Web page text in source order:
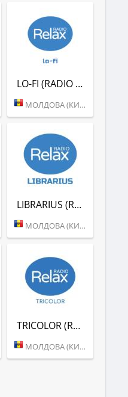
LO-FI (RADIO RELAX)
МОЛДОВА (КИШИНЕВ)
LIBRARIUS (RADIO RELAX)
МОЛДОВА (КИШИНЕВ)
TRICOLOR (RADIO RELAX)
МОЛДОВА (КИШИНЕВ)